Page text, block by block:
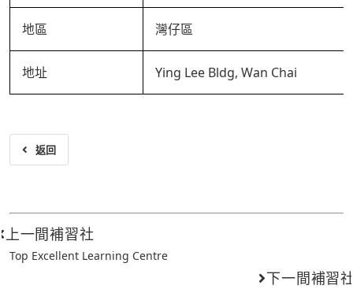
地區 灣仔區
地址 Ying Lee Bldg, Wan Chai
返回
上一間補習社
Top Excellent Learning Centre
下一間補習